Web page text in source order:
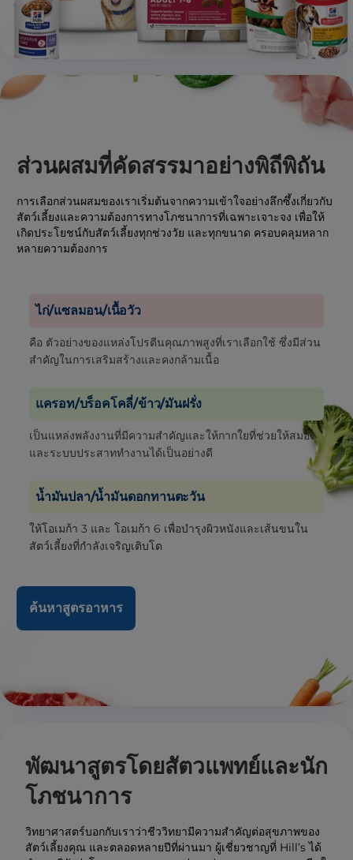
ส่วนผสมที่คัดสรรมาอย่างพิถีพิถัน
การเลือกส่วนผสมของเราเริ่มต้นจากความเข้าใจอย่างลึกซึ้งเกี่ยวกับ
สัตว์เลี้ยงและความต้องการทางโภชนาการที่เฉพาะเจาะจง เพื่อให้
เกิดประโยชน์กับสัตว์เลี้ยงทุกช่วงวัย และทุกขนาด ครอบคลุมหลาก
หลายความต้องการ
ไก่/แซลมอน/เนื้อวัว
คือ ตัวอย่างของแหล่งโปรตีนคุณภาพสูงที่เราเลือกใช้ ซึ่งมีส่วน
สำคัญในการเสริมสร้างและคงกล้ามเนื้อ
แครอท/บร็อคโคลี่/ข้าว/มันฝรั่ง
เป็นแหล่งพลังงานที่มีความสำคัญและให้กากใยที่ช่วยให้สมอง
และระบบประสาททำงานได้เป็นอย่างดี
น้ำมันปลา/น้ำมันดอกทานตะวัน
ให้โอเมก้า 3 และ โอเมก้า 6 เพื่อบำรุงผิวหนังและเส้นขนใน
สัตว์เลี้ยงที่กำลังเจริญเติบโต
ค้นหาสูตรอาหาร
พัฒนาสูตรโดยสัตวแพทย์และนัก
โภชนาการ
วิทยาศาสตร์บอกกับเราว่าชีววิทยามีความสำคัญต่อสุขภาพของ
สัตว์เลี้ยงคุณ และตลอดหลายปีที่ผ่านมา ผู้เชี่ยวชาญที่ Hill’s ได้